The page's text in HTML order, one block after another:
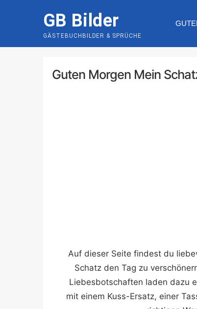
GB Bilder
GÄSTEBUCHBILDER & SPRÜCHE
Guten Morgen Mein
Auf dieser Seite findest du
Schatz den Tag zu
Liebesbotschaften laden dazu
mit einem Kuss-Ersatz, einer